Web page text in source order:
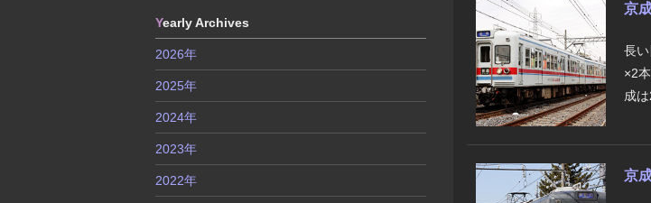
京
長
×2
成
京
Yearly Archives
2026年
2025年
2024年
2023年
2022年